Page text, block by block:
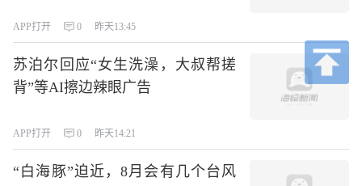
APP打开 0 昨天13:45
苏泊尔回应“女生洗澡，大叔帮搓
背”等AI擦边辣眼广告
APP打开 0 昨天14:21
“白海豚”迫近，8月会有几个台风